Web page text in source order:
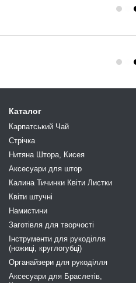
Каталог
Карпатський Чай
Стрічка
Нитяна Штора, Кисея
Аксесуари для штор
Калина Тичинки Квіти Листки
Квіти штучні
Намистини
Заготівля для творчості
Інструменти для рукоділля
(ножиці, круглогубці)
Органайзери для рукоділля
Аксесуари для Браслетів,